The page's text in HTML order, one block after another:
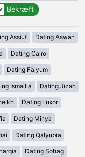
Assiut Dating Aswan
Dating Cairo
Dating Faiyum
Ismailia Dating Jizah
Dating Luxor
Dating Minya
Dating Qalyubia
Dating Sohag